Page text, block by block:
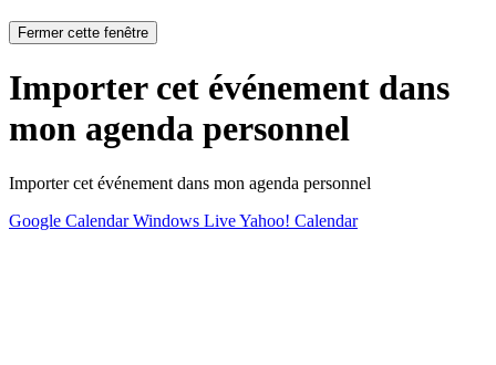
Fermer cette fenêtre
Importer cet événement dans
mon agenda personnel
Importer cet événement dans mon agenda personnel
Google CalendarWindows LiveYahoo! Calendar